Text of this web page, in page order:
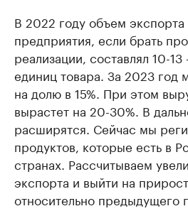
В 2022 году объем
предприятия, если брать
реализации, составлял 10-
единиц товара. За 2023 год
на долю в 15%. При этом
вырастет на 20-30%. В
расширятся. Сейчас мы
продуктов, которые есть в
странах. Рассчитываем
экспорта и выйти на
относительно предыдущего